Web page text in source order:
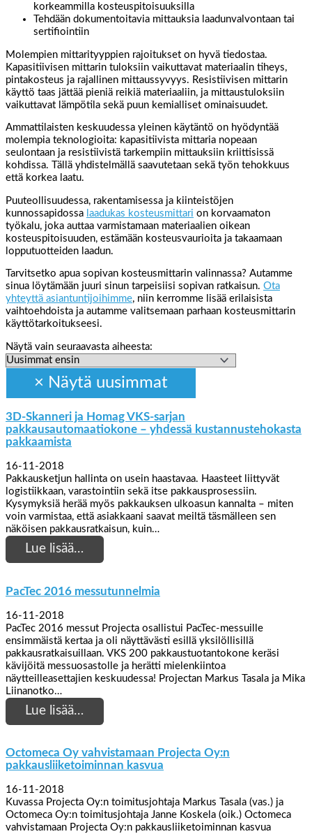
korkeammilla kosteuspitoisuuksilla
Tehdään dokumentoitavia mittauksia laadunvalvontaan tai
sertifiointiin
Molempien mittarityyppien rajoitukset on hyvä tiedostaa.
Kapasitiivisen mittarin tuloksiin vaikuttavat materiaalin tiheys,
pintakosteus ja rajallinen mittaussyvyys. Resistiivisen mittarin
käyttö taas jättää pieniä reikiä materiaaliin, ja mittaustuloksiin
vaikuttavat lämpötila sekä puun kemialliset ominaisuudet.
Ammattilaisten keskuudessa yleinen käytäntö on hyödyntää
molempia teknologioita: kapasitiivista mittaria nopeaan
seulontaan ja resistiivistä tarkempiin mittauksiin kriittisissä
kohdissa. Tällä yhdistelmällä saavutetaan sekä työn tehokkuus
että korkea laatu.
Puuteollisuudessa, rakentamisessa ja kiinteistöjen
kunnossapidossa laadukas kosteusmittari on korvaamaton
työkalu, joka auttaa varmistamaan materiaalien oikean
kosteuspitoisuuden, estämään kosteusvaurioita ja takaamaan
lopputuotteiden laadun.
Tarvitsetko apua sopivan kosteusmittarin valinnassa? Autamme
sinua löytämään juuri sinun tarpeisiisi sopivan ratkaisun. Ota
yhteyttä asiantuntijoihimme, niin kerromme lisää erilaisista
vaihtoehdoista ja autamme valitsemaan parhaan kosteusmittarin
käyttötarkoitukseesi.
Näytä vain seuraavasta aiheesta:
3D-Skanneri ja Homag VKS-sarjan
pakkausautomaatiokone – yhdessä kustannustehokasta
pakkaamista
16-11-2018
Pakkausketjun hallinta on usein haastavaa. Haasteet liittyvät
logistiikkaan, varastointiin sekä itse pakkausprosessiin.
Kysymyksiä herää myös pakkauksen ulkoasun kannalta – miten
voin varmistaa, että asiakkaani saavat meiltä täsmälleen sen
näköisen pakkausratkaisun, kuin…
Lue lisää…
PacTec 2016 messutunnelmia
16-11-2018
PacTec 2016 messut Projecta osallistui PacTec-messuille
ensimmäistä kertaa ja oli näyttävästi esillä yksilöllisillä
pakkausratkaisuillaan. VKS 200 pakkaustuotantokone keräsi
kävijöitä messuosastolle ja herätti mielenkiintoa
näytteilleasettajien keskuudessa! Projectan Markus Tasala ja Mika
Liinanotko…
Lue lisää…
Octomeca Oy vahvistamaan Projecta Oy:n
pakkausliiketoiminnan kasvua
16-11-2018
Kuvassa Projecta Oy:n toimitusjohtaja Markus Tasala (vas.) ja
Octomeca Oy:n toimitusjohtaja Janne Koskela (oik.) Octomeca
vahvistamaan Projecta Oy:n pakkausliiketoiminnan kasvua